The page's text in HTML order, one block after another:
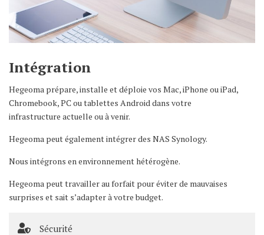
Intégration
Hegeoma prépare, installe et déploie vos Mac, iPhone ou iPad,
Chromebook, PC ou tablettes Android dans votre
infrastructure actuelle ou à venir.
Hegeoma peut également intégrer des NAS Synology.
Nous intégrons en environnement hétérogène.
Hegeoma peut travailler au forfait pour éviter de mauvaises
surprises et sait s’adapter à votre budget.
Sécurité